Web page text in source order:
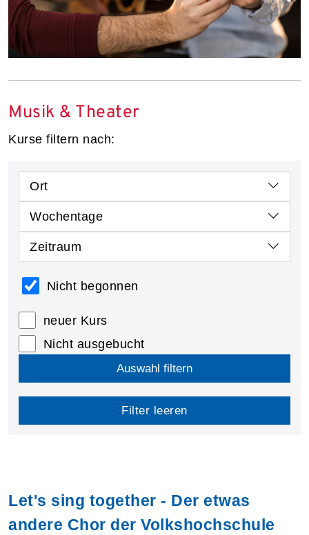
Musik & Theater
Kurse filtern nach:
Ort
Wochentage
Zeitraum
Nicht begonnen
neuer Kurs
Nicht ausgebucht
Auswahl filtern
Filter leeren
Let's sing together - Der etwas
andere Chor der Volkshochschule